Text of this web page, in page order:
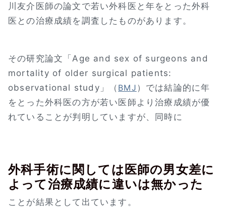
川友介医師の論文で若い外科医と年をとった外科
医との治療成績を調査したものがあります。
その研究論文「Age and sex of surgeons and
mortality of older surgical patients:
observational study」（ BMJ ）では結論的に年
をとった外科医の方が若い医師より治療成績が優
れていることが判明していますが、同時に
外科手術に関しては医師の男女差に
よって治療成績に違いは無かった
ことが結果として出ています。